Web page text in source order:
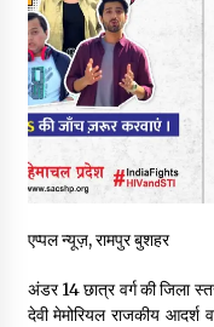
07/
6 साल में
संसद में दी
07/
रूपी भावा
06/
एप्पल न्यूज़, रामपुर बुशहर
अंडर 14 छात्र वर्ग की जिला
देवी मेमोरियल राजकीय आदर्श